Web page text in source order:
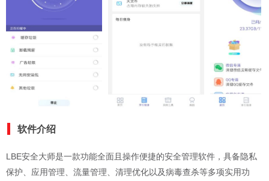
软件介绍
LBE安全大师是一款功能全面且操作便捷的安全管理软件，具备隐私
保护、应用管理、流量管理、清理优化以及病毒查杀等多项实用功